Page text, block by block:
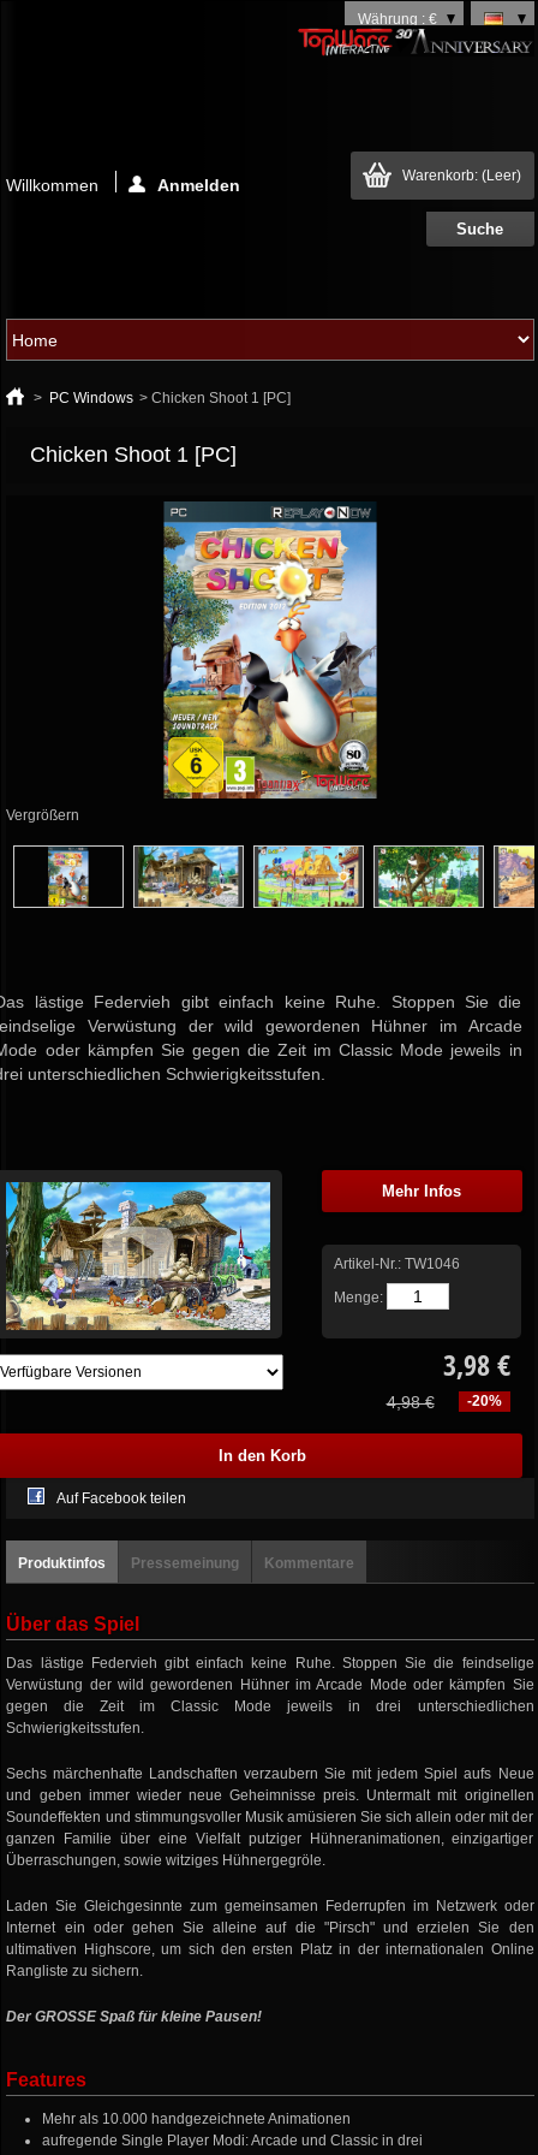
Währung : €
Warenkorb: (Leer)
Willkommen Anmelden
> PC Windows > Chicken Shoot 1 [PC]
Chicken Shoot 1 [PC]
Vergrößern
lästige Federvieh gibt einfach keine Ruhe. Stoppen Sie die
Verwüstung der wild gewordenen Hühner im Arcade
oder kämpfen Sie gegen die Zeit im Classic Mode jeweils in
unterschiedlichen Schwierigkeitsstufen.
Mehr Infos
Artikel-Nr.: TW1046
Menge:
3,98 €
-20%
4,98 €
Auf Facebook teilen
Produktinfos Pressemeinung Kommentare
Über das Spiel
Das lästige Federvieh gibt einfach keine Ruhe. Stoppen Sie die feindselige
Verwüstung der wild gewordenen Hühner im Arcade Mode oder kämpfen Sie
gegen die Zeit im Classic Mode jeweils in drei unterschiedlichen
Schwierigkeitsstufen.
Sechs märchenhafte Landschaften verzaubern Sie mit jedem Spiel aufs Neue
und geben immer wieder neue Geheimnisse preis. Untermalt mit originellen
Soundeffekten und stimmungsvoller Musik amüsieren Sie sich allein oder mit der
ganzen Familie über eine Vielfalt putziger Hühneranimationen, einzigartiger
Überraschungen, sowie witziges Hühnergegröle.
Laden Sie Gleichgesinnte zum gemeinsamen Federrupfen im Netzwerk oder
Internet ein oder gehen Sie alleine auf die "Pirsch" und erzielen Sie den
ultimativen Highscore, um sich den ersten Platz in der internationalen Online
Rangliste zu sichern.
Der GROSSE Spaß für kleine Pausen!
Features
Mehr als 10.000 handgezeichnete Animationen
aufregende Single Player Modi: Arcade und Classic in drei